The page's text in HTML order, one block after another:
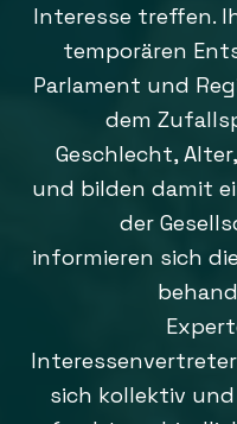
Interesse treffen.
temporären
Parlament und
dem
Geschlecht,
und bilden damit
der
informieren sich
sich kollektiv